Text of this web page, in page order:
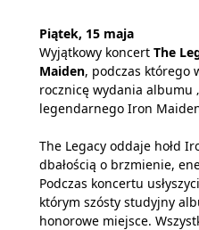
Piątek, 15 maja
Wyjątkowy koncert The
Maiden, podczas którego
rocznicę wydania albumu
legendarnego Iron
The Legacy oddaje hołd
dbałością o brzmienie,
Podczas koncertu
którym szósty studyjny
honorowe miejsce.